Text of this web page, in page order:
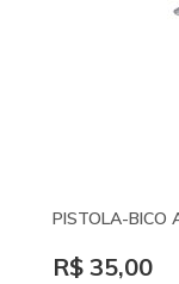
PISTOLA-BICO
R$ 35,00